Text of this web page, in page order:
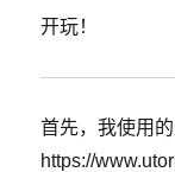
开玩！
首先，我使用
https://